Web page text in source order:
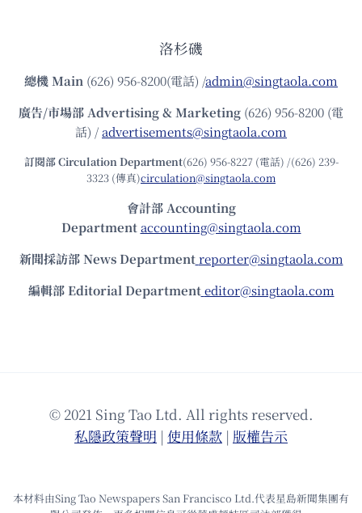
洛杉磯
總機Main (626) 956-8200(電話) /admin@singtaola.com
廣告/市場部Advertising & Marketing (626) 956-8200 (電
話) /advertisements@singtaola.com
訂閱部 Circulation Department(626) 956-8227 (電話) /(626) 239-
3323 (傳真)circulation@singtaola.com
會計部 Accounting
Department accounting@singtaola.com
新聞採訪部 News Department reporter@singtaola.com
編輯部 Editorial Department editor@singtaola.com
© 2021 Sing Tao Ltd. All rights reserved.
私隱政策聲明 | 使⽤條款 | 版權告⽰
本材料由Sing Tao Newspapers San Francisco Ltd.代表星島新聞集團有